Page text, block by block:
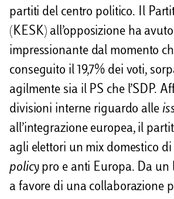
partiti del centro politico. Il
(KESK) all’opposizione ha
impressionante dal momento
conseguito il 19,7% dei voti,
agilmente sia il PS che l’SDP.
divisioni interne riguardo alle
all’integrazione europea, il
agli elettori un mix domestico
policy pro e anti Europa. Da un
a favore di una collaborazione